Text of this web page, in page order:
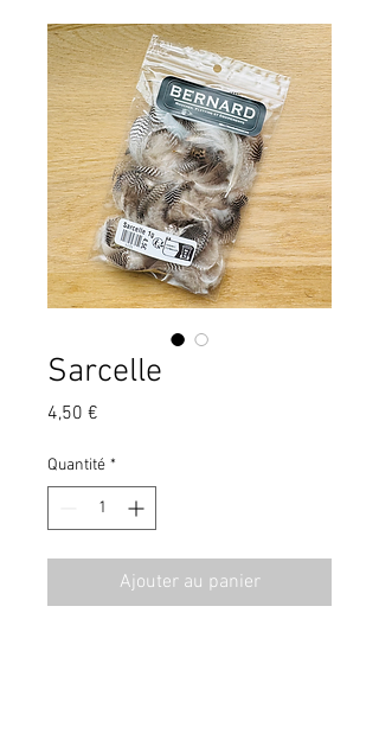
Sarcelle
4,50 €
Quantité *
Ajouter au panier